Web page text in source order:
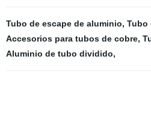
Tubo de escape de aluminio, Tubo
Accesorios para tubos de cobre,
Aluminio de tubo dividido,